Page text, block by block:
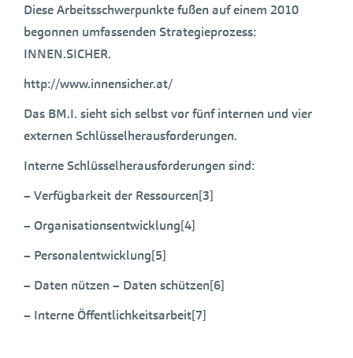
Diese Arbeitsschwerpunkte fußen auf einem 2010
begonnen umfassenden Strategieprozess:
INNEN.SICHER.
http://www.innensicher.at/
Das BM.I. sieht sich selbst vor fünf internen und vier
externen Schlüsselherausforderungen.
Interne Schlüsselherausforderungen sind:
– Verfügbarkeit der Ressourcen[3]
– Organisationsentwicklung[4]
– Personalentwicklung[5]
– Daten nützen – Daten schützen[6]
– Interne Öffentlichkeitsarbeit[7]